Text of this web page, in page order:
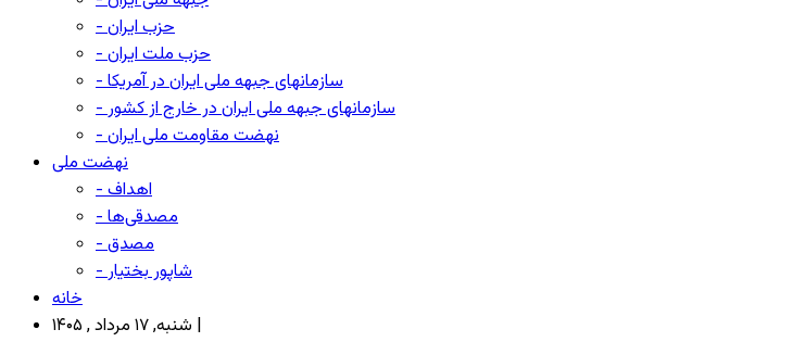
- حزب ایران
- حزب ملت ایران
- سازمانهای جبهه ملی ایران در آمریکا
- سازمانهای جبهه ملی ایران در خارج از کشور
- نهضت مقاومت ملی ایران
نهضت ملی
- اهداف
- مصدقی‌ها
- مصدق
- شاپور بختیار
خانه
شنبه, ۱۷ مرداد , ۱۴۰۵ |